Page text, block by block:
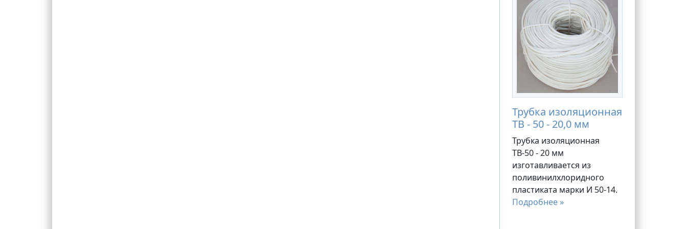
Трубка изоляционная
ТВ - 50 - 20,0 мм
Трубка изоляционная
ТВ-50 - 20 мм
изготавливается из
поливинилхлоридного
пластиката марки И 50-14.
Подробнее »